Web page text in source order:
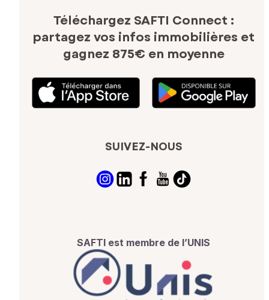
Téléchargez SAFTI Connect :
partagez vos infos immobilières et
gagnez 875€ en moyenne
SUIVEZ-NOUS
SAFTI est membre de l’UNIS